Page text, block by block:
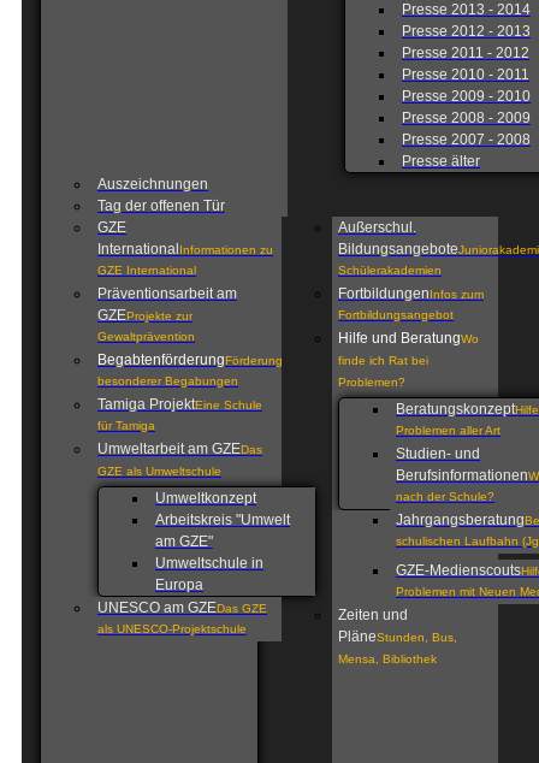
Presse 2013 - 2014
Presse 2012 - 2013
Presse 2011 - 2012
Presse 2010 - 2011
Presse 2009 - 2010
Presse 2008 - 2009
Presse 2007 - 2008
Presse älter
Auszeichnungen
Tag der offenen Tür
GZE
International Informationen zu
GZE International
Präventionsarbeit am
GZEProjekte zur
Gewaltprävention
BegabtenförderungFörderung
besonderer Begabungen
Tamiga ProjektEine Schule
für Tamiga
Umweltarbeit am GZEDas
GZE als Umweltschule
Umweltkonzept
Arbeitskreis "Umwelt
am GZE"
Umweltschule in
Europa
UNESCO am GZEDas GZE
als UNESCO-Projektschule
Außerschul.
Bildungsangebote
Schülerakademien
FortbildungenInfos zum
Fortbildungsangebot
Hilfe und BeratungWo
finde ich Rat bei
Problemen?
Beratungskonzept
Problemen aller Art
Studien- und
Berufsinformationen
nach der Schule?
Jahrgangsberatung
schulischen Laufbahn
GZE-Medienscouts
Problemen mit Neuen
Zeiten und
PläneStunden, Bus,
Mensa, Bibliothek